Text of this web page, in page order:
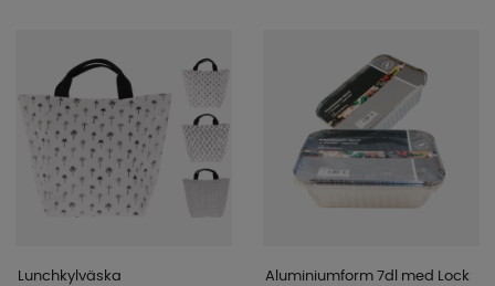
Lunchkylväska
Aluminiumform 7dl med Lock